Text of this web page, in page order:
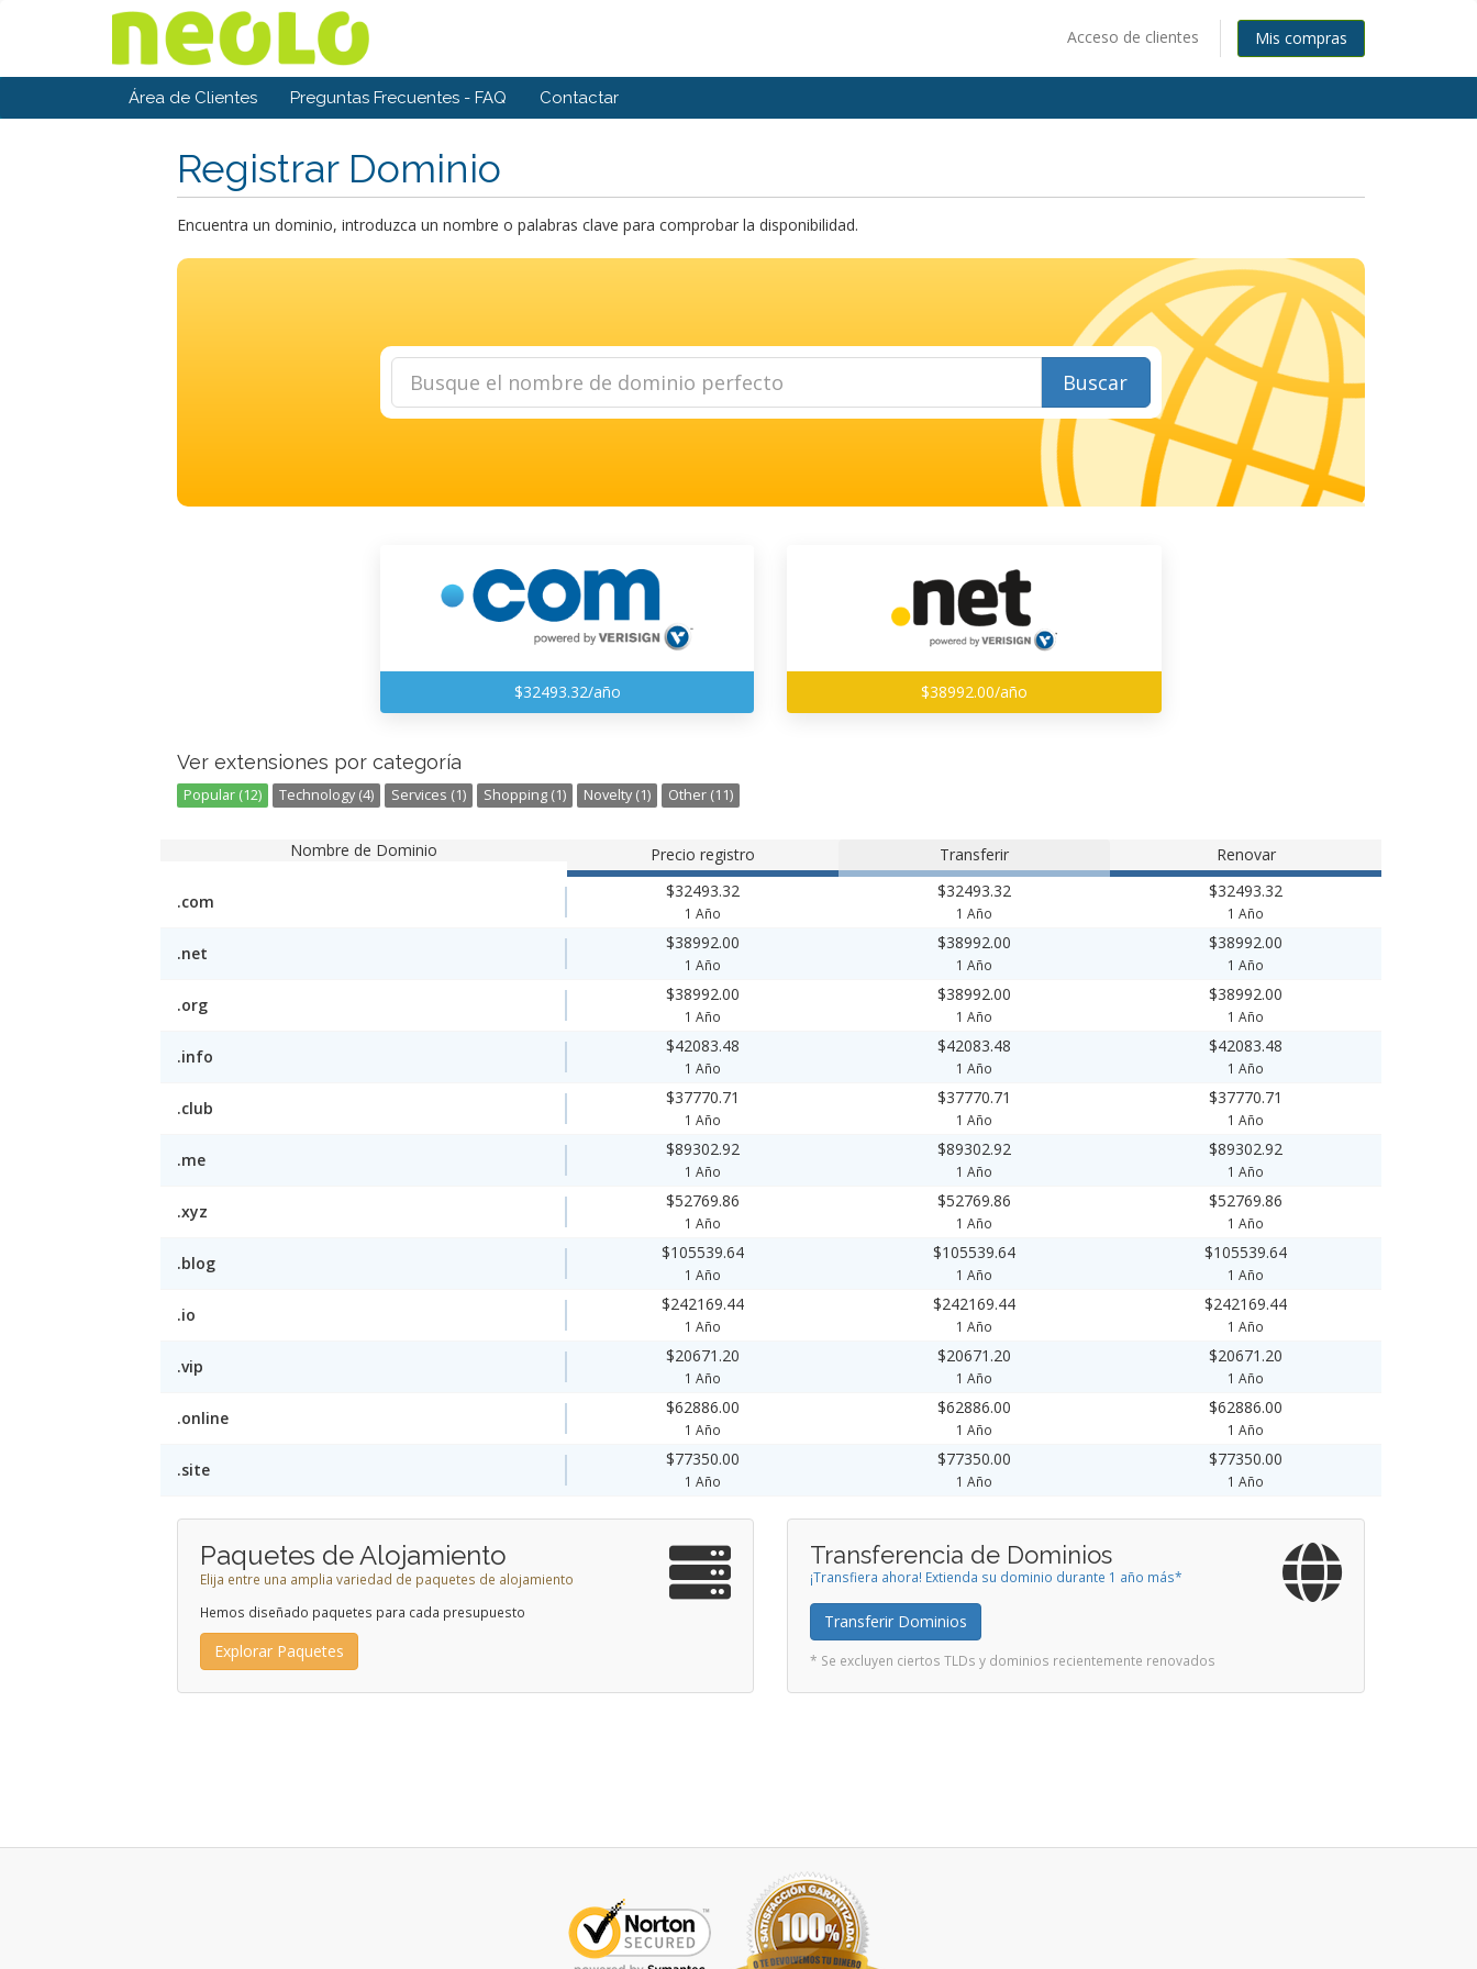
Acceso de clientes Mis compras
Área de Clientes Preguntas Frecuentes - FAQ Contactar
Registrar Dominio
Encuentra un dominio, introduzca un nombre o palabras clave para comprobar la disponibilidad.
Buscar
$32493.32/año $38992.00/año
Ver extensiones por categoría
Popular (12) Technology (4) Services (1) Shopping (1) Novelty (1) Other (11)
Nombre de Dominio Precio registro Transferir Renovar
.com
$32493.32
1 Año
$32493.32
1 Año
$32493.32
1 Año
.net
$38992.00
1 Año
$38992.00
1 Año
$38992.00
1 Año
.org
$38992.00
1 Año
$38992.00
1 Año
$38992.00
1 Año
.info
$42083.48
1 Año
$42083.48
1 Año
$42083.48
1 Año
.club
$37770.71
1 Año
$37770.71
1 Año
$37770.71
1 Año
.me
$89302.92
1 Año
$89302.92
1 Año
$89302.92
1 Año
.xyz
$52769.86
1 Año
$52769.86
1 Año
$52769.86
1 Año
.blog
$105539.64
1 Año
$105539.64
1 Año
$105539.64
1 Año
.io
$242169.44
1 Año
$242169.44
1 Año
$242169.44
1 Año
.vip
$20671.20
1 Año
$20671.20
1 Año
$20671.20
1 Año
.online
$62886.00
1 Año
$62886.00
1 Año
$62886.00
1 Año
.site
$77350.00
1 Año
$77350.00
1 Año
$77350.00
1 Año
Paquetes de Alojamiento
Elija entre una amplia variedad de paquetes de alojamiento
Hemos diseñado paquetes para cada presupuesto
Explorar Paquetes
Transferencia de Dominios
¡Transfiera ahora! Extienda su dominio durante 1 año más*
Transferir Dominios
* Se excluyen ciertos TLDs y dominios recientemente renovados